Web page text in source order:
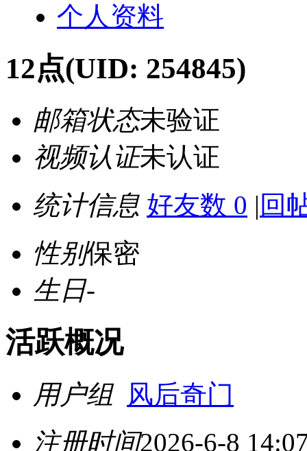
个人资料
12点(UID: 254845)
邮箱状态未验证
视频认证未认证
统计信息 好友数 0 | 回
性别保密
生日-
活跃概况
用户组 风后奇门
注册时间2026-6-8